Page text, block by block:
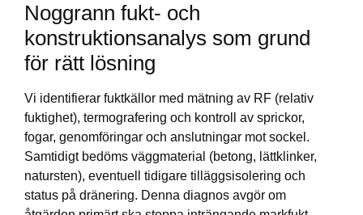
Noggrann fukt- och
konstruktionsanalys som grund
för rätt lösning
Vi identifierar fuktkällor med mätning av RF (relativ
fuktighet), termografering och kontroll av sprickor,
fogar, genomföringar och anslutningar mot sockel.
Samtidigt bedöms väggmaterial (betong, lättklinker,
natursten), eventuell tidigare tilläggsisolering och
status på dränering. Denna diagnos avgör om